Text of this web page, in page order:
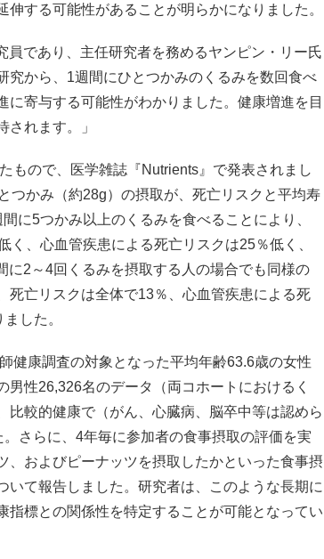
する可能性があることが明らかになりました。
であり、主任研究者を務めるヤンピン・リー氏
究から、1週間にひとつかみのくるみを数回食べ
寄与する可能性がわかりました。健康増進を目
れます。」
もので、医学雑誌『Nutrients』で発表されまし
つかみ（約28g）の摂取が、死亡リスクと平均寿
に5つかみ以上のくるみを食べることにより、
、心血管疾患による死亡リスクは25％低く、
に2～4回くるみを摂取する人の場合でも同様の
死亡リスクは全体で13％、心血管疾患による死
した。
健康調査の対象となった平均年齢63.6歳の女性
性26,326名のデータ（両コホートにおけるく
較的健康で（がん、心臓病、脳卒中等は認めら
さらに、4年毎に参加者の食事摂取の評価を実
およびピーナッツを摂取したかといった食事摂
て報告しました。研究者は、このような長期に
標との関係性を特定することが可能となってい